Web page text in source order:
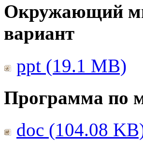
Окружающий
вариант
ppt (19.1 MB)
Программа по
doc (104.08